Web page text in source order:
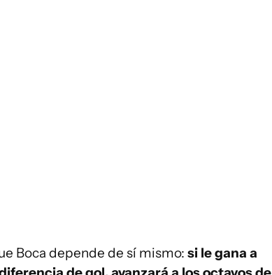
Boca depende de sí mismo: si le gana a